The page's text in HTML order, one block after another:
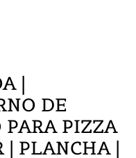
|
DE
PARA PIZZA
| PLANCHA |